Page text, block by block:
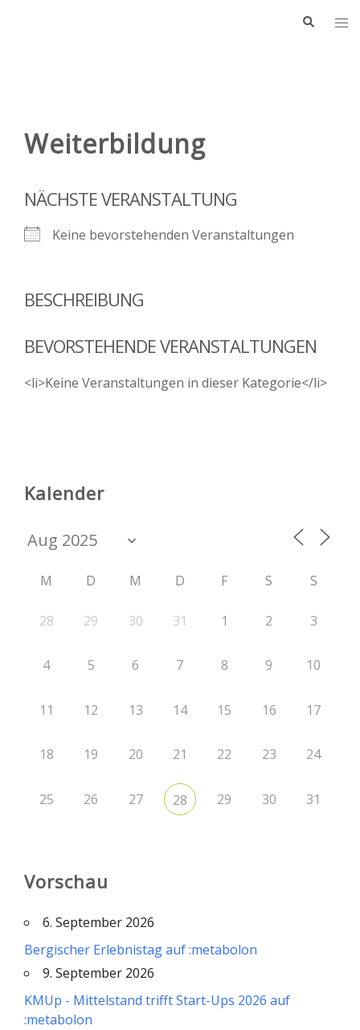
Suche
Weiterbildung
NÄCHSTE VERANSTALTUNG
Keine bevorstehenden Veranstaltungen
BESCHREIBUNG
BEVORSTEHENDE VERANSTALTUNGEN
<li>Keine Veranstaltungen in dieser Kategorie</li>
Kalender
M D M D F S S
28 29 30 31 1 2 3
4 5 6 7 8 9 10
11 12 13 14 15 16 17
18 19 20 21 22 23 24
25 26 27 28 29 30 31
Vorschau
6. September 2026
Bergischer Erlebnistag auf :metabolon
9. September 2026
KMUp - Mittelstand trifft Start-Ups 2026 auf
:metabolon